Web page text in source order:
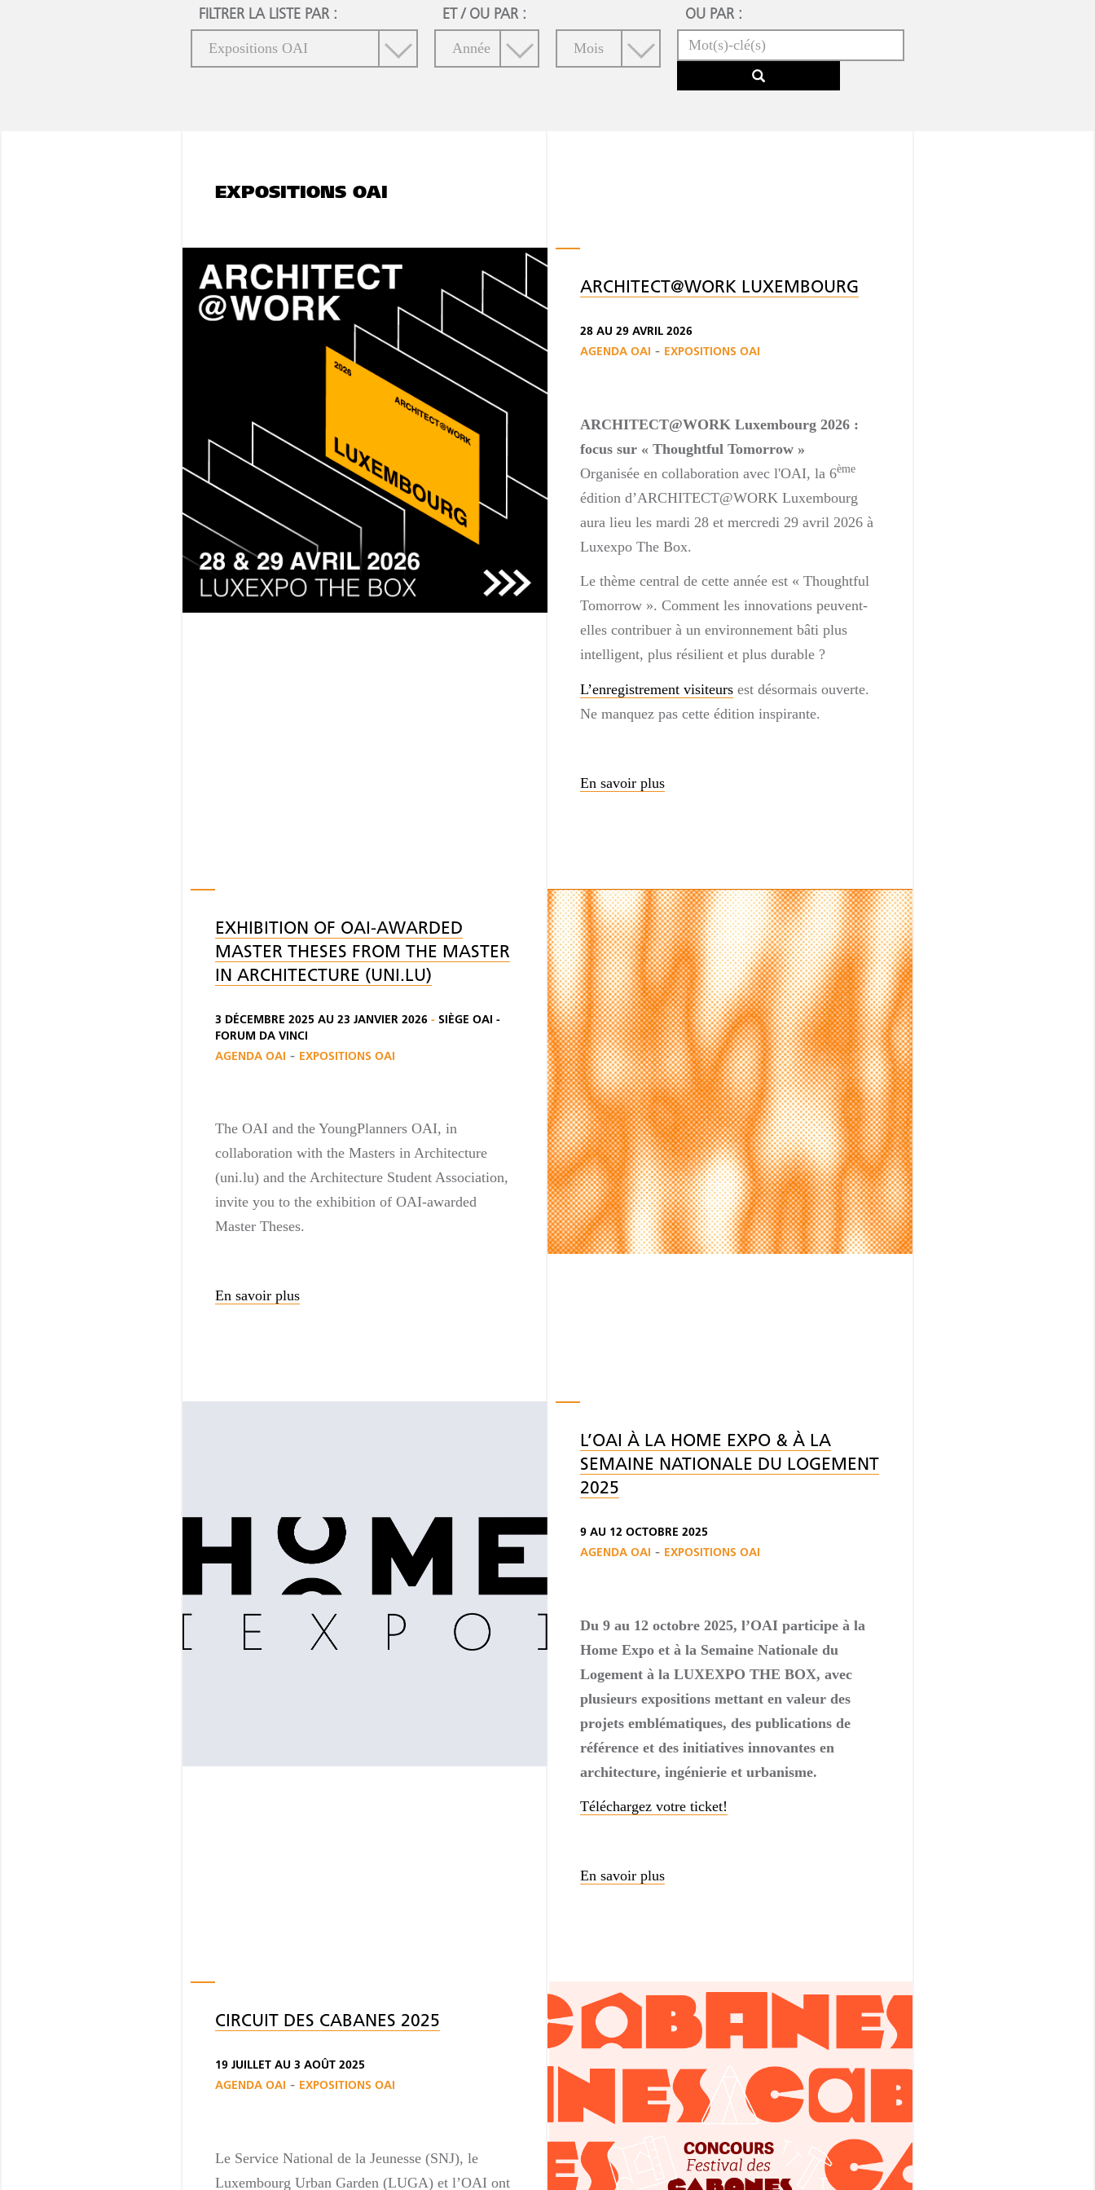
FILTRER LA LISTE PAR : ET / OU PAR : OU PAR :
EXPOSITIONS OAI
ARCHITECT@WORK LUXEMBOURG
28 AU 29 AVRIL 2026
AGENDA OAI - EXPOSITIONS OAI
ARCHITECT@WORK Luxembourg 2026 :
focus sur « Thoughtful Tomorrow »
Organisée en collaboration avec l'OAI, la 6ème
édition d’ARCHITECT@WORK Luxembourg
aura lieu les mardi 28 et mercredi 29 avril 2026 à
Luxexpo The Box.
Le thème central de cette année est « Thoughtful
Tomorrow ». Comment les innovations peuvent-
elles contribuer à un environnement bâti plus
intelligent, plus résilient et plus durable ?
L’enregistrement visiteurs est désormais ouverte.
Ne manquez pas cette édition inspirante.
En savoir plus
EXHIBITION OF OAI-AWARDED
MASTER THESES FROM THE MASTER
IN ARCHITECTURE (UNI.LU)
3 DÉCEMBRE 2025 AU 23 JANVIER 2026 - SIÈGE OAI -
FORUM DA VINCI
AGENDA OAI - EXPOSITIONS OAI
The OAI and the YoungPlanners OAI, in
collaboration with the Masters in Architecture
(uni.lu) and the Architecture Student Association,
invite you to the exhibition of OAI-awarded
Master Theses.
En savoir plus
L’OAI À LA HOME EXPO & À LA
SEMAINE NATIONALE DU LOGEMENT
2025
9 AU 12 OCTOBRE 2025
AGENDA OAI - EXPOSITIONS OAI
Du 9 au 12 octobre 2025, l’OAI participe à la
Home Expo et à la Semaine Nationale du
Logement à la LUXEXPO THE BOX, avec
plusieurs expositions mettant en valeur des
projets emblématiques, des publications de
référence et des initiatives innovantes en
architecture, ingénierie et urbanisme.
Téléchargez votre ticket!
En savoir plus
CIRCUIT DES CABANES 2025
19 JUILLET AU 3 AOÛT 2025
AGENDA OAI - EXPOSITIONS OAI
Le Service National de la Jeunesse (SNJ), le
Luxembourg Urban Garden (LUGA) et l’OAI ont